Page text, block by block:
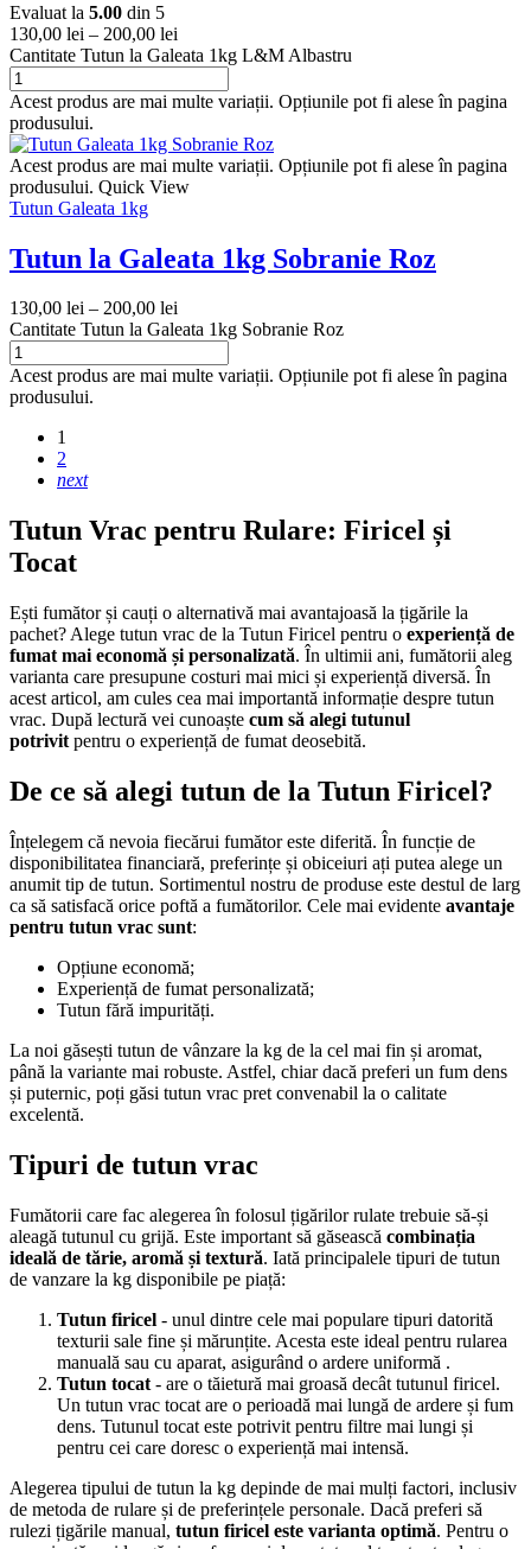
Evaluat la 5.00 din 5
130,00 lei – 200,00 lei
Cantitate Tutun la Galeata 1kg L&M Albastru
Acest produs are mai multe variații. Opțiunile pot fi alese în pagina
produsului.
Acest produs are mai multe variații. Opțiunile pot fi alese în pagina
produsului. Quick View
Tutun Galeata 1kg
Tutun la Galeata 1kg Sobranie Roz
130,00 lei – 200,00 lei
Cantitate Tutun la Galeata 1kg Sobranie Roz
Acest produs are mai multe variații. Opțiunile pot fi alese în pagina
produsului.
1
2
next
Tutun Vrac pentru Rulare: Firicel și
Tocat
Ești fumător și cauți o alternativă mai avantajoasă la țigările la
pachet? Alege tutun vrac de la Tutun Firicel pentru o experiență de
fumat mai economă și personalizată. În ultimii ani, fumătorii aleg
varianta care presupune costuri mai mici și experiență diversă. În
acest articol, am cules cea mai importantă informație despre tutun
vrac. După lectură vei cunoaște cum să alegi tutunul
potrivit pentru o experiență de fumat deosebită.
De ce să alegi tutun de la Tutun Firicel?
Înțelegem că nevoia fiecărui fumător este diferită. În funcție de
disponibilitatea financiară, preferințe și obiceiuri ați putea alege un
anumit tip de tutun. Sortimentul nostru de produse este destul de larg
ca să satisfacă orice poftă a fumătorilor. Cele mai evidente avantaje
pentru tutun vrac sunt:
Opțiune economă;
Experiență de fumat personalizată;
Tutun fără impurități.
La noi găsești tutun de vânzare la kg de la cel mai fin și aromat,
până la variante mai robuste. Astfel, chiar dacă preferi un fum dens
și puternic, poți găsi tutun vrac pret convenabil la o calitate
excelentă.
Tipuri de tutun vrac
Fumătorii care fac alegerea în folosul țigărilor rulate trebuie să-și
aleagă tutunul cu grijă. Este important să găsească combinația
ideală de tărie, aromă și textură. Iată principalele tipuri de tutun
de vanzare la kg disponibile pe piață:
Tutun firicel - unul dintre cele mai populare tipuri datorită
texturii sale fine și mărunțite. Acesta este ideal pentru rularea
manuală sau cu aparat, asigurând o ardere uniformă .
Tutun tocat - are o tăietură mai groasă decât tutunul firicel.
Un tutun vrac tocat are o perioadă mai lungă de ardere și fum
dens. Tutunul tocat este potrivit pentru filtre mai lungi și
pentru cei care doresc o experiență mai intensă.
Alegerea tipului de tutun la kg depinde de mai mulți factori, inclusiv
de metoda de rulare și de preferințele personale. Dacă preferi să
rulezi țigările manual, tutun firicel este varianta optimă. Pentru o